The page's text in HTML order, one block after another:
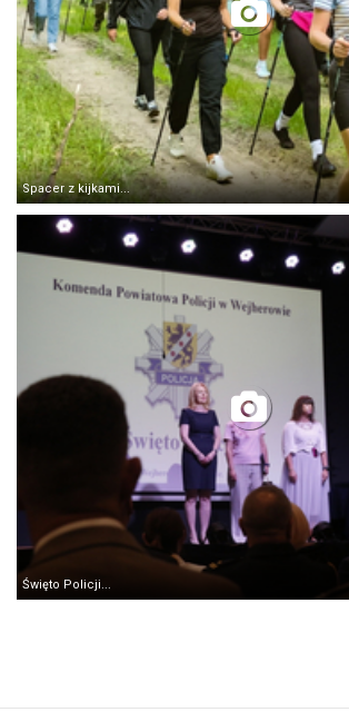
Spacer z kijkami...
Święto Policji...